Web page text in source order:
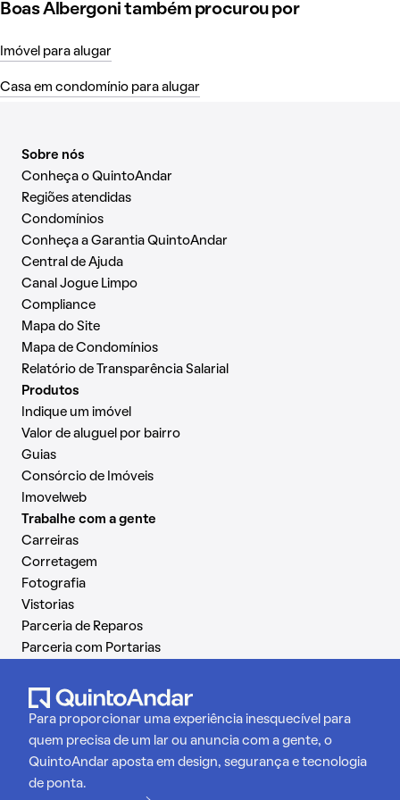
Boas Albergoni também procurou por
Imóvel para alugar
Casa em condomínio para alugar
Sobre nós
Conheça o QuintoAndar
Regiões atendidas
Condomínios
Conheça a Garantia QuintoAndar
Central de Ajuda
Canal Jogue Limpo
Compliance
Mapa do Site
Mapa de Condomínios
Relatório de Transparência Salarial
Produtos
Indique um imóvel
Valor de aluguel por bairro
Guias
Consórcio de Imóveis
Imovelweb
Trabalhe com a gente
Carreiras
Corretagem
Fotografia
Vistorias
Parceria de Reparos
Parceria com Portarias
Para proporcionar uma experiência inesquecível para
quem precisa de um lar ou anuncia com a gente, o
QuintoAndar aposta em design, segurança e tecnologia
de ponta.